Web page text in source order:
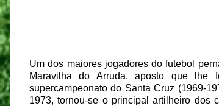
Um dos maiores jogadores do futebol
Maravilha do Arruda, aposto que lhe
supercampeonato do Santa Cruz (1969-
1973, tornou-se o principal artilheiro dos